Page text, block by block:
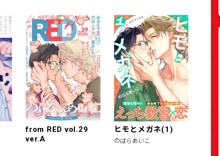
from RED vol.29
ver.A
ヒモとメガネ(1)
のばらあいこ